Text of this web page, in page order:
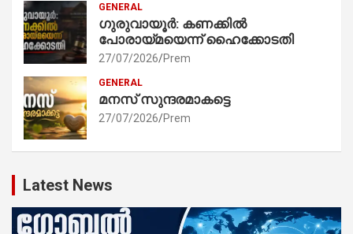
GENERAL
ഗുരുവായൂർ: കണക്കിൽ
പോരായ്മയെന്ന് ഹൈക്കോടതി
27/07/2026 Prem
GENERAL
മനസ് സുന്ദരമാകട്ടെ
27/07/2026 Prem
Latest News